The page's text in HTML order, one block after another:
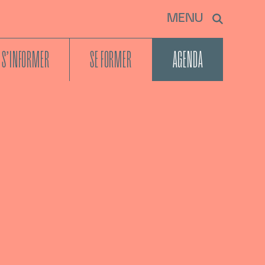
MENU
AGENDA
S’INFORMER SE FORMER